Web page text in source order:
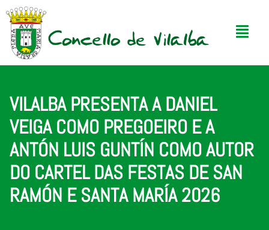
VILALBA PRESENTA A DANIEL
VEIGA COMO PREGOEIRO E A
ANTÓN LUIS GUNTÍN COMO AUTOR
DO CARTEL DAS FESTAS DE SAN
RAMÓN E SANTA MARÍA 2026